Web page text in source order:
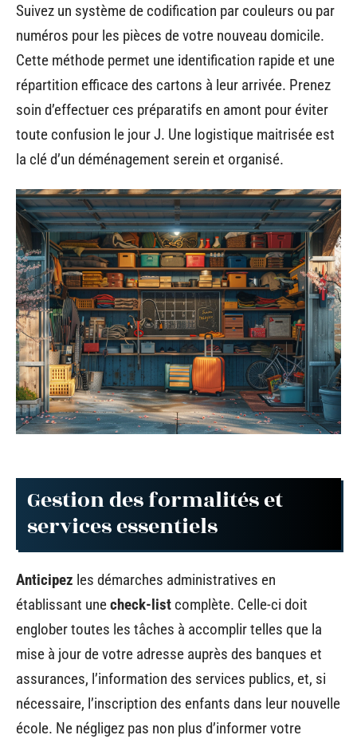
Suivez un système de codification par couleurs ou par
numéros pour les pièces de votre nouveau domicile.
Cette méthode permet une identification rapide et une
répartition efficace des cartons à leur arrivée. Prenez
soin d’effectuer ces préparatifs en amont pour éviter
toute confusion le jour J. Une logistique maitrisée est
la clé d’un déménagement serein et organisé.
Gestion des formalités et
services essentiels
Anticipez les démarches administratives en
établissant unecheck-list complète. Celle-ci doit
englober toutes les tâches à accomplir telles que la
mise à jour de votre adresse auprès des banques et
assurances, l’information des services publics, et, si
nécessaire, l’inscription des enfants dans leur nouvelle
école. Ne négligez pas non plus d’informer votre